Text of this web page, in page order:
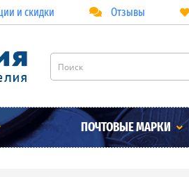
и скидки Отзывы
ПОЧТОВЫЕ МАРКИ